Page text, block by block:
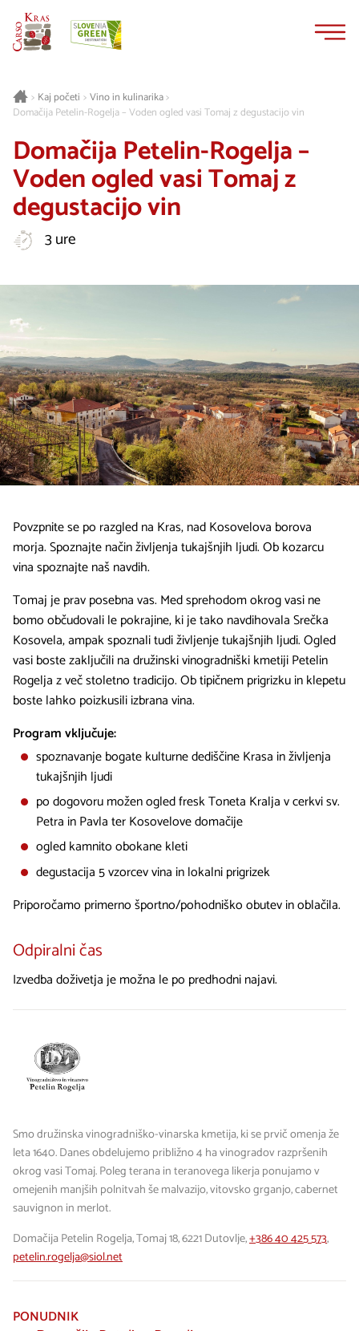
> Kaj početi > Vino in kulinarika>
Domačija Petelin-Rogelja – Voden ogled vasi Tomaj z degustacijo vin
Domačija Petelin-Rogelja –
Voden ogled vasi Tomaj z
degustacijo vin
3 ure
Povzpnite se po razgled na Kras, nad Kosovelova borova
morja. Spoznajte način življenja tukajšnjih ljudi. Ob kozarcu
vina spoznajte naš navdih.
Tomaj je prav posebna vas. Med sprehodom okrog vasi ne
bomo občudovali le pokrajine, ki je tako navdihovala Srečka
Kosovela, ampak spoznali tudi življenje tukajšnjih ljudi. Ogled
vasi boste zaključili na družinski vinogradniški kmetiji Petelin
Rogelja z več stoletno tradicijo. Ob tipičnem prigrizku in klepetu
boste lahko poizkusili izbrana vina.
Program vključuje:
spoznavanje bogate kulturne dediščine Krasa in življenja
tukajšnjih ljudi
po dogovoru možen ogled fresk Toneta Kralja v cerkvi sv.
Petra in Pavla ter Kosovelove domačije
ogled kamnito obokane kleti
degustacija 5 vzorcev vina in lokalni prigrizek
Priporočamo primerno športno/pohodniško obutev in oblačila.
Odpiralni čas
Izvedba doživetja je možna le po predhodni najavi.
Smo družinska vinogradniško-vinarska kmetija, ki se prvič omenja že
leta 1640. Danes obdelujemo približno 4 ha vinogradov razpršenih
okrog vasi Tomaj. Poleg terana in teranovega likerja ponujamo v
omejenih manjših polnitvah še malvazijo, vitovsko grganjo, cabernet
sauvignon in merlot.
Domačija Petelin Rogelja, Tomaj 18, 6221 Dutovlje,+386 40 425 573,
petelin.rogelja@siol.net
PONUDNIK